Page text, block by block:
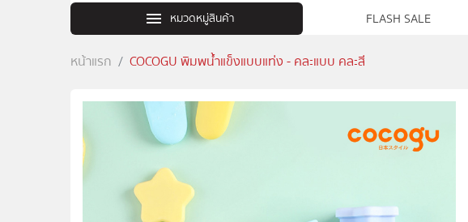
หมวดหมู่สินค้า FLASH SALE
หน้าแรก COCOGU พิมพน้ำแข็งแบบแท่ง - คละแบบ คละสี